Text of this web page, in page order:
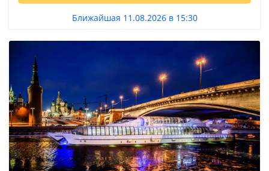
Ближайшая 11.08.2026 в 15:30